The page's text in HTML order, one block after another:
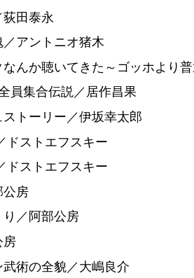
田泰永
アントニオ猪木
んか聴いてきた～ゴッホより
員集合伝説／居作昌果
トーリー／伊坂幸太郎
ドストエフスキー
ドストエフスキー
公房
／阿部公房
房
術の全貌／大嶋良介